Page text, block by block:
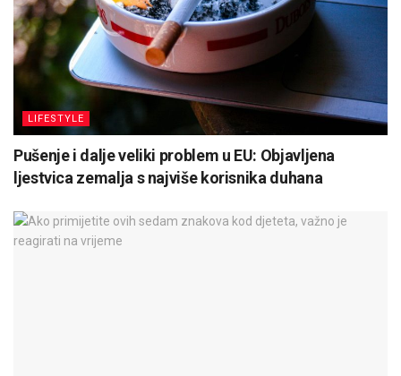
LIFESTYLE
Pušenje i dalje veliki problem u EU: Objavljena
ljestvica zemalja s najviše korisnika duhana